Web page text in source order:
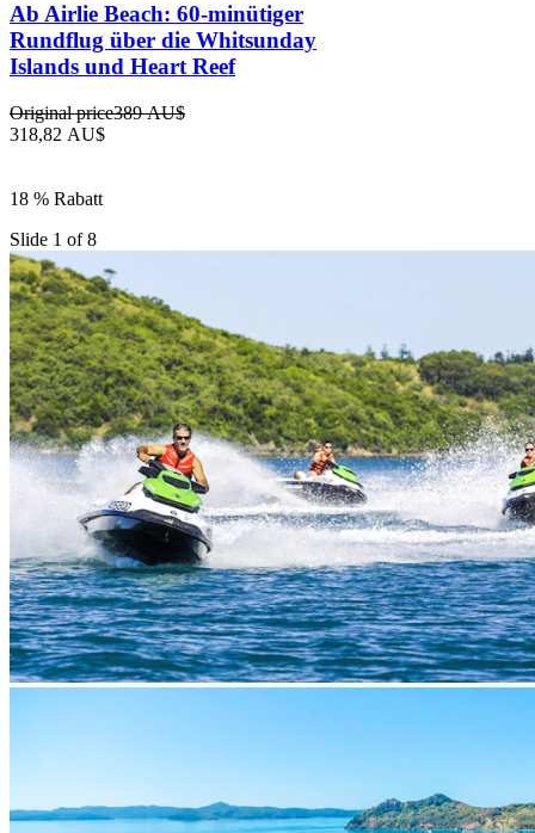
Ab Airlie Beach: 60-minütiger
Rundflug über die Whitsunday
Islands und Heart Reef
Original price389 AU$
318,82 AU$
18 % Rabatt
Slide 1 of 8